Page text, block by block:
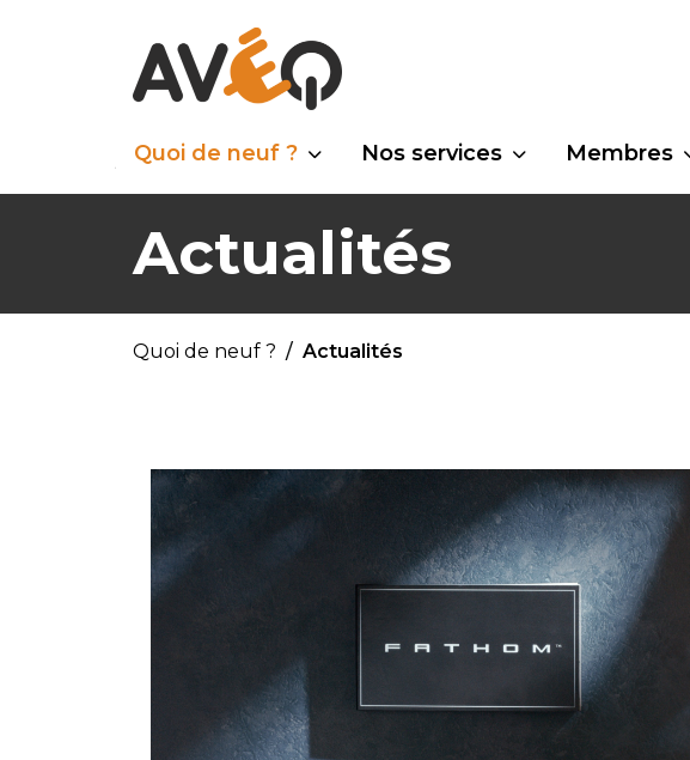
Quoi de neuf ? Nos services Membres
Actualités
Quoi de neuf ? Actualités